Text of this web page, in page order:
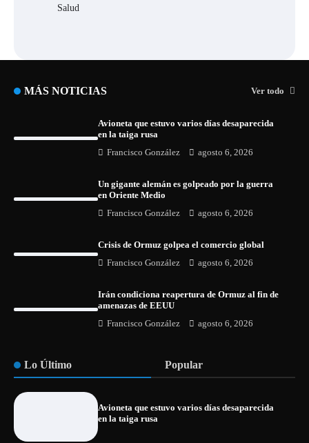
Salud
MÁS NOTICIAS Ver todo
Avioneta que estuvo varios días desaparecida
en la taiga rusa
Francisco González agosto 6, 2026
Un gigante alemán es golpeado por la guerra
en Oriente Medio
Francisco González agosto 6, 2026
Crisis de Ormuz golpea el comercio global
Francisco González agosto 6, 2026
Irán condiciona reapertura de Ormuz al fin de
amenazas de EEUU
Francisco González agosto 6, 2026
Lo Último Popular
Avioneta que estuvo varios días desaparecida
en la taiga rusa